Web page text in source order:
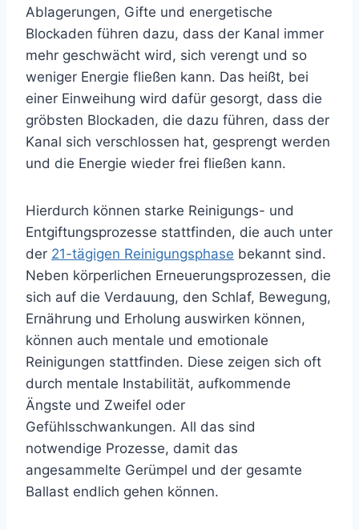
Ablagerungen, Gifte und energetische
Blockaden führen dazu, dass der Kanal immer
mehr geschwächt wird, sich verengt und so
weniger Energie fließen kann. Das heißt, bei
einer Einweihung wird dafür gesorgt, dass die
gröbsten Blockaden, die dazu führen, dass der
Kanal sich verschlossen hat, gesprengt werden
und die Energie wieder frei fließen kann.
Hierdurch können starke Reinigungs- und
Entgiftungsprozesse stattfinden, die auch unter
der 21-tägigen Reinigungsphase bekannt sind.
Neben körperlichen Erneuerungsprozessen, die
sich auf die Verdauung, den Schlaf, Bewegung,
Ernährung und Erholung auswirken können,
können auch mentale und emotionale
Reinigungen stattfinden. Diese zeigen sich oft
durch mentale Instabilität, aufkommende
Ängste und Zweifel oder
Gefühlsschwankungen. All das sind
notwendige Prozesse, damit das
angesammelte Gerümpel und der gesamte
Ballast endlich gehen können.